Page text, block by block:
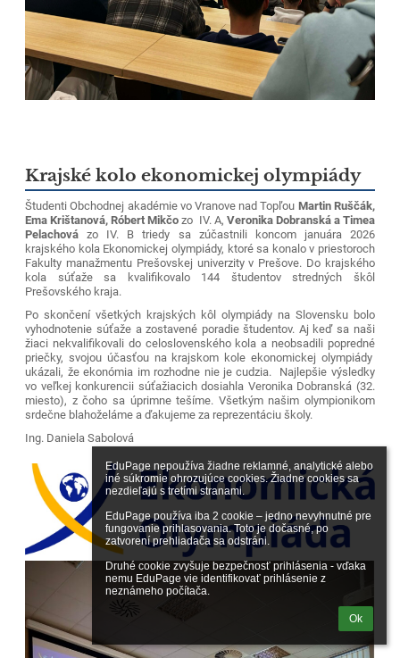
EduPage nepoužíva žiadne reklamné, analytické alebo
iné súkromie ohrozujúce cookies. Žiadne cookies sa
nezdieľajú s tretími stranami.
EduPage používa iba 2 cookie – jedno nevyhnutné pre
fungovanie prihlasovania. Toto je dočasné, po
zatvorení prehliadača sa odstráni.
Druhé cookie zvyšuje bezpečnosť prihlásenia - vďaka
nemu EduPage vie identifikovať prihlásenie z
neznámeho počítača.
Ok
Krajské kolo ekonomickej olympiády
Študenti Obchodnej akadémie vo Vranove nad Topľou Martin Ruščák,
Ema Krištanová, Róbert Mikčo zo IV. A, Veronika Dobranská a Timea
Pelachovázo IV. B triedy
sa zúčastnili koncom januára 2026
krajského kola Ekonomickej olympiády, ktoré sa konalo v priestoroch
Fakulty manažmentu Prešovskej univerzity v Prešove. Do krajského
kola súťaže sa kvalifikovalo 144 študentov stredných škôl
Prešovského kraja.
Po skončení všetkých krajských kôl olympiády na Slovensku bolo
vyhodnotenie súťaže a zostavené poradie študentov. Aj keď sa naši
žiaci nekvalifikovali do celoslovenského kola a neobsadili popredné
priečky, svojou účasťou na krajskom kole ekonomickej olympiády
ukázali, že ekonómia im rozhodne nie je cudzia. Najlepšie výsledky
vo veľkej konkurencii súťažiacich dosiahla Veronika Dobranská (32.
miesto), z čoho sa úprimne tešíme. Všetkým našim olympionikom
srdečne blahoželáme a ďakujeme za reprezentáciu školy.
Ing. Daniela Sabolová